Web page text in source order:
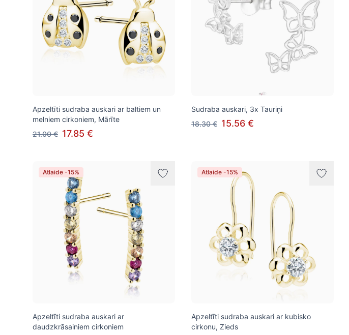
Apzeltīti sudraba auskari ar baltiem un
melniem cirkoniem, Mārīte
21.00 € 17.85 €
Sudraba auskari, 3x Tauriņi
18.30 € 15.56 €
Atlaide -15%
Apzeltīti sudraba auskari ar
daudzkrāsainiem cirkoniem
Atlaide -15%
Apzeltīti sudraba auskari ar kubisko
cirkonu, Zieds